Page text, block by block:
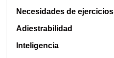
Necesidades de ejercicios
Adiestrabilidad
Inteligencia